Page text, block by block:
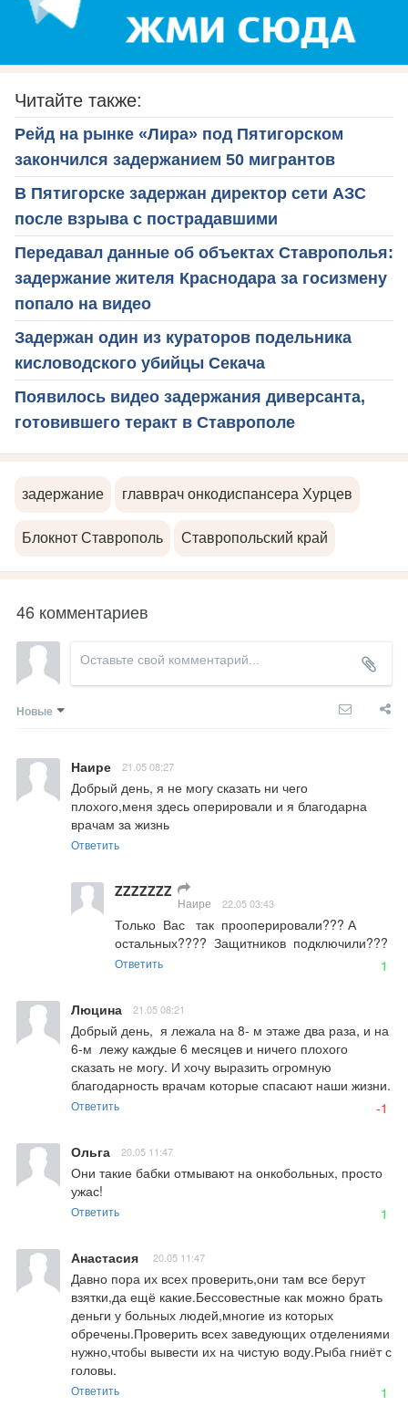
Читайте также:
Рейд на рынке «Лира» под Пятигорском
закончился задержанием 50 мигрантов
В Пятигорске задержан директор сети АЗС
после взрыва с пострадавшими
Передавал данные об объектах Ставрополья:
задержание жителя Краснодара за госизмену
попало на видео
Задержан один из кураторов подельника
кисловодского убийцы Секача
Появилось видео задержания диверсанта,
готовившего теракт в Ставрополе
задержание главврач онкодиспансера Хурцев
Блокнот Ставрополь Ставропольский край
46 комментариев
Новые
Наире 21.05 08:27
Добрый день, я не могу сказать ни чего
плохого,меня здесь оперировали и я благодарна
врачам за жизнь
Ответить
ZZZZZZZ
Наире 22.05 03:43
Только  Вас   так  прооперировали??? А
остальных????  Защитников  подключили???
Ответить 1
Люцина 21.05 08:21
Добрый день,  я лежала на 8- м этаже два раза, и на
6-м  лежу каждые 6 месяцев и ничего плохого
сказать не могу. И хочу выразить огромную
благодарность врачам которые спасают наши жизни.
Ответить -1
Ольга 20.05 11:47
Они такие бабки отмывают на онкобольных, просто
ужас!
Ответить 1
Анастасия 20.05 11:47
Давно пора их всех проверить,они там все берут
взятки,да ещё какие.Бессовестные как можно брать
деньги у больных людей,многие из которых
обречены.Проверить всех заведующих отделениями
нужно,чтобы вывести их на чистую воду.Рыба гниёт с
головы.
Ответить 1